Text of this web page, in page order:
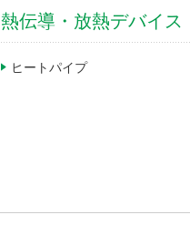
熱伝導・放熱デバイス
ヒートパイプ